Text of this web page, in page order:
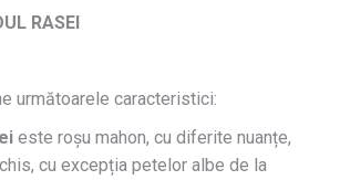
RASEI
următoarele caracteristici:
este roșu mahon, cu diferite nuanțe,
cu excepția petelor albe de la